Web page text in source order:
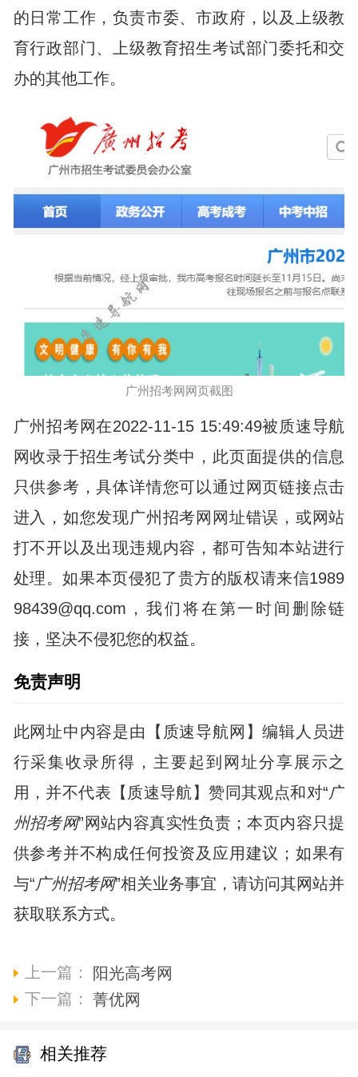
的日常工作，负责市委、市政府，以及上级教
育行政部门、上级教育招生考试部门委托和交
办的其他工作。
广州招考网网页截图
广州招考网在2022-11-15 15:49:49被质速导航
网收录于招生考试分类中，此页面提供的信息
只供参考，具体详情您可以通过网页链接点击
进入，如您发现广州招考网网址错误，或网站
打不开以及出现违规内容，都可告知本站进行
处理。如果本页侵犯了贵方的版权请来信1989
98439@qq.com，我们将在第一时间删除链
接，坚决不侵犯您的权益。
免责声明
此网址中内容是由【质速导航网】编辑人员进
行采集收录所得，主要起到网址分享展示之
用，并不代表【质速导航】赞同其观点和对“广
州招考网”网站内容真实性负责；本页内容只提
供参考并不构成任何投资及应用建议；如果有
与“广州招考网”相关业务事宜，请访问其网站并
获取联系方式。
上一篇：
阳光高考网
下一篇：
菁优网
相关推荐